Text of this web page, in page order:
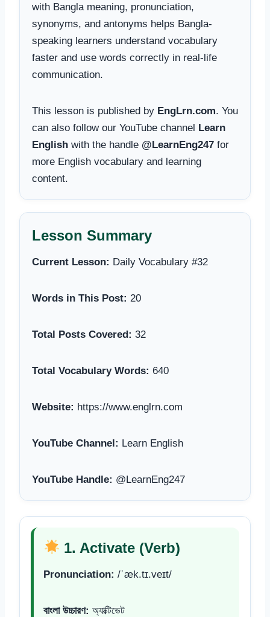
with Bangla meaning, pronunciation,
synonyms, and antonyms helps Bangla-
speaking learners understand vocabulary
faster and use words correctly in real-life
communication.
This lesson is published by EngLrn.com. You
can also follow our YouTube channel Learn
English with the handle @LearnEng247 for
more English vocabulary and learning
content.
Lesson Summary
Current Lesson: Daily Vocabulary #32
Words in This Post: 20
Total Posts Covered: 32
Total Vocabulary Words: 640
Website: https://www.englrn.com
YouTube Channel: Learn English
YouTube Handle: @LearnEng247
1. Activate (Verb)
Pronunciation: /ˈæk.tɪ.veɪt/
বাংলা উচ্চারণ: অ্যাক্টিভেট